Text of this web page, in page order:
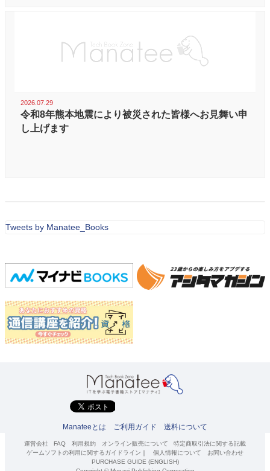
2026.07.29
令和8年熊本地震により被災された皆様へお見舞い申
し上げます
Tweets by Manatee_Books
Manateeとは ご利用ガイド 送料について
運営会社 FAQ 利用規約 オンライン販売について
特定商取引法に関する記載
ゲームソフトの利用に関するガイドライン ｜ 個人情報について
お問い合わせ
PURCHASE GUIDE (ENGLISH)